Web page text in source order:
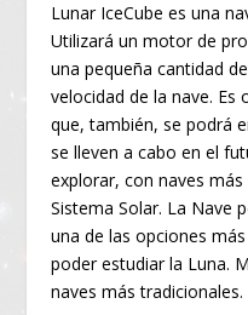
Lunar IceCube es una
Utilizará un motor de
una pequeña cantidad
velocidad de la nave.
que, también, se podrá
se lleven a cabo en el
explorar, con naves
Sistema Solar. La Nave
una de las opciones
poder estudiar la Luna.
naves más tradicionales.